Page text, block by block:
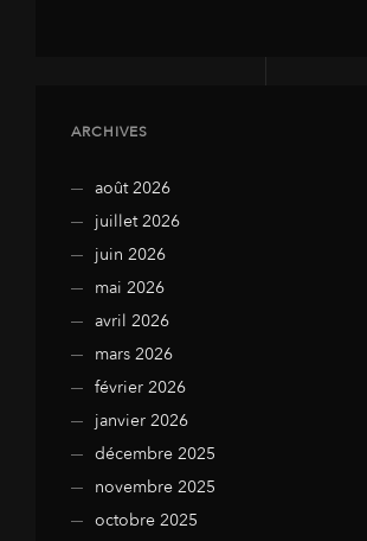
ARCHIVES
août 2026
juillet 2026
juin 2026
mai 2026
avril 2026
mars 2026
février 2026
janvier 2026
décembre 2025
novembre 2025
octobre 2025